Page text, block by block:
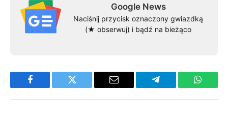
Google News
Naciśnij przycisk oznaczony gwiazdką
(★ obserwuj) i bądź na bieżąco
Facebook Twitter Email Telegram